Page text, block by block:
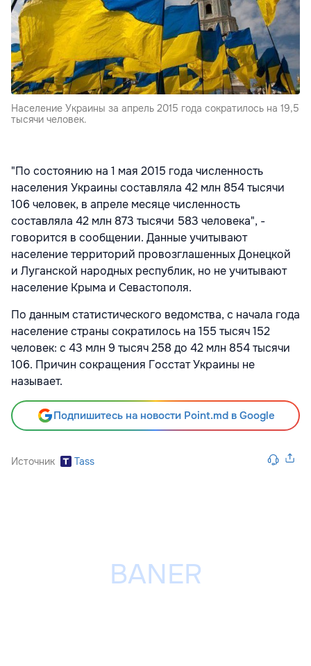
Население Украины за апрель 2015 года сократилось на 19,5
тысячи человек.
"По состоянию на 1 мая 2015 года численность
населения Украины составляла 42 млн 854 тысячи
106 человек, в апреле месяце численность
составляла 42 млн 873 тысячи 583 человека", -
говорится в сообщении. Данные учитывают
население территорий провозглашенных Донецкой
и Луганской народных республик, но не учитывают
население Крыма и Севастополя.
По данным статистического ведомства, с начала года
население страны сократилось на 155 тысяч 152
человек: с 43 млн 9 тысяч 258 до 42 млн 854 тысячи
106. Причин сокращения Госстат Украины не
называет.
Подпишитесь на новости Point.md в Google
Источник Tass